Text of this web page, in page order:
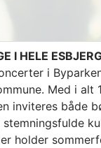
I HELE
i
Med i alt
inviteres både
holder